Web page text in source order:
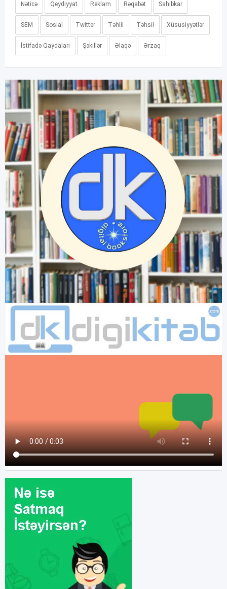
Nəticə Qeydiyyat Reklam Rəqabət Sahibkar
SEM Sosial Twitter Təhlil Təhsil Xüsusiyyətlər
İstifadə Qaydaları Şəkillər Əlaqə Ərzaq